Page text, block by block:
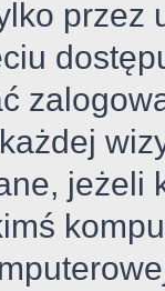
przez
jeżeli